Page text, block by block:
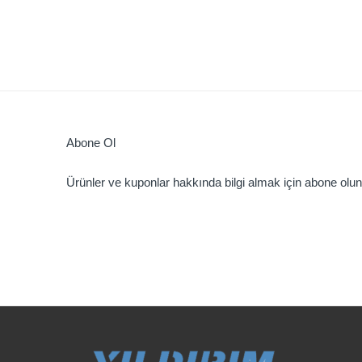
Abone Ol
Ürünler ve kuponlar hakkında bilgi almak için abone